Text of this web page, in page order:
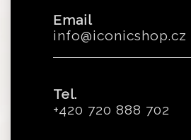
Email
info@iconicshop.cz
Tel.
+420 720 888 702